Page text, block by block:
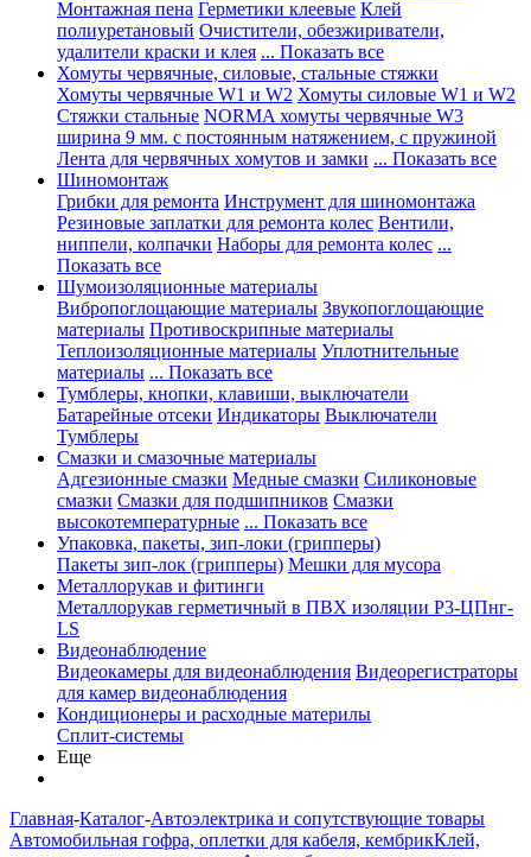
Монтажная пена Герметики клеевые Клей
полиуретановый Очистители, обезжириватели,
удалители краски и клея ... Показать все
Хомуты червячные, силовые, стальные стяжки
Хомуты червячные W1 и W2 Хомуты силовые W1 и W2
Стяжки стальные NORMA хомуты червячные W3
ширина 9 мм. с постоянным натяжением, с пружиной
Лента для червячных хомутов и замки ... Показать все
Шиномонтаж
Грибки для ремонта Инструмент для шиномонтажа
Резиновые заплатки для ремонта колес Вентили,
ниппели, колпачки Наборы для ремонта колес ...
Показать все
Шумоизоляционные материалы
Вибропоглощающие материалы Звукопоглощающие
материалы Противоскрипные материалы
Теплоизоляционные материалы Уплотнительные
материалы ... Показать все
Тумблеры, кнопки, клавиши, выключатели
Батарейные отсеки Индикаторы Выключатели
Тумблеры
Смазки и смазочные материалы
Адгезионные смазки Медные смазки Силиконовые
смазки Смазки для подшипников Смазки
высокотемпературные ... Показать все
Упаковка, пакеты, зип-локи (грипперы)
Пакеты зип-лок (грипперы) Мешки для мусора
Металлорукав и фитинги
Металлорукав герметичный в ПВХ изоляции Р3-ЦПнг-
LS
Видеонаблюдение
Видеокамеры для видеонаблюдения Видеорегистраторы
для камер видеонаблюдения
Кондиционеры и расходные материлы
Сплит-системы
Еще
Главная-Каталог-Автоэлектрика и сопутствующие товары
Автомобильная гофра, оплетки для кабеля, кембрикКлей,